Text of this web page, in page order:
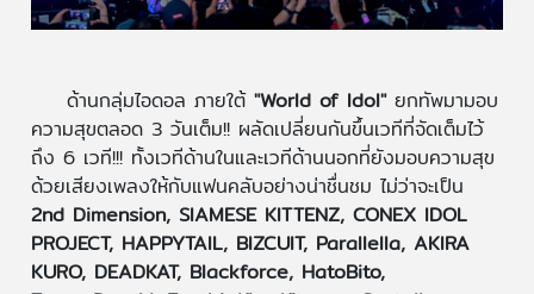
ด้านกลุ่มไอดอล ภายใต้ "World of Idol" ยกทัพมามอบ
ความสุขตลอด 3 วันเต็ม!! ผลัดเปลี่ยนกันขึ้นเวทีที่จัดเต็มไว้
ถึง 6 เวที!!! ทั้งเวทีด้านในและเวทีด้านนอกที่ยังมอบความสุข
ด้วยเสียงเพลงให้กับแฟนคลับอย่างน่าชื่นชม ไม่ว่าจะเป็น
2nd Dimension, SIAMESE KITTENZ, CONEX IDOL
PROJECT, HAPPYTAIL, BIZCUIT, Parallella, AKIRA
KURO, DEADKAT, Blackforce, HatoBito,